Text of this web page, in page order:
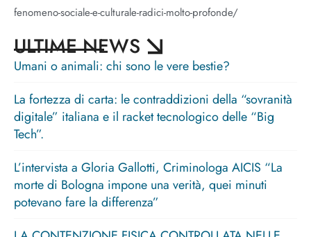
fenomeno-sociale-e-culturale-radici-molto-profonde/
ULTIME NEWS
Umani o animali: chi sono le vere bestie?
La fortezza di carta: le contraddizioni della “sovranità
digitale” italiana e il racket tecnologico delle “Big
Tech”.
L’intervista a Gloria Gallotti, Criminologa AICIS “La
morte di Bologna impone una verità, quei minuti
potevano fare la differenza”